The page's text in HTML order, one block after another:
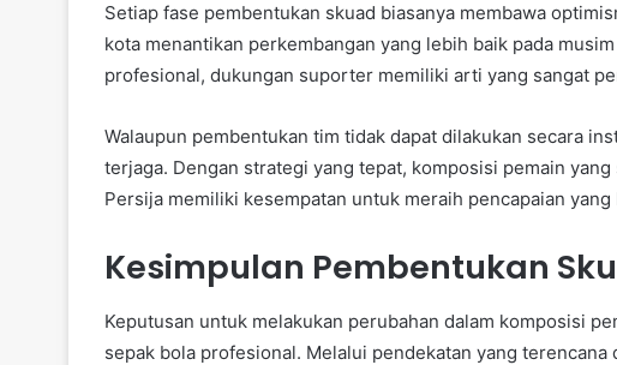
Setiap fase pembentukan skuad biasanya membawa
kota menantikan perkembangan yang lebih baik pada
profesional, dukungan suporter memiliki arti yang sangat
Walaupun pembentukan tim tidak dapat dilakukan secara
terjaga. Dengan strategi yang tepat, komposisi pemain
Persija memiliki kesempatan untuk meraih pencapaian yang
Kesimpulan Pembentukan
Keputusan untuk melakukan perubahan dalam komposisi
sepak bola profesional. Melalui pendekatan yang